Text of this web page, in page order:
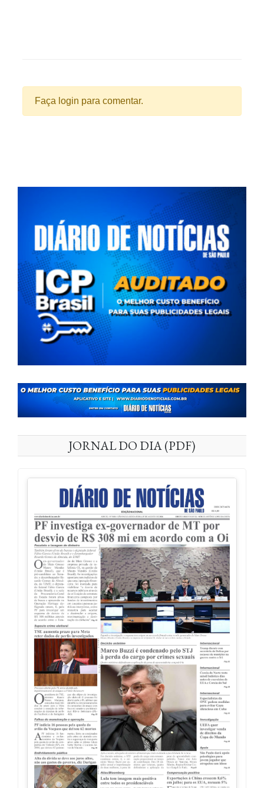
Faça login para comentar.
JORNAL DO DIA (PDF)